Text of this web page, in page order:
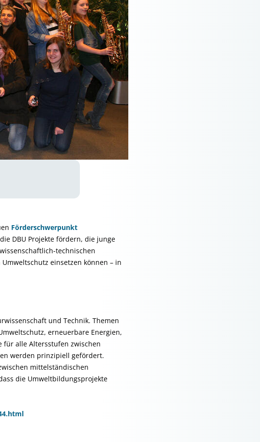
Förderschwerpunkt
DBU Projekte fördern, die junge
technischen
einsetzen können – in
und Technik. Themen
erneuerbare Energien,
für alle Altersstufen zwischen
werden prinzipiell gefördert.
mittelständischen
die Umweltbildungsprojekte